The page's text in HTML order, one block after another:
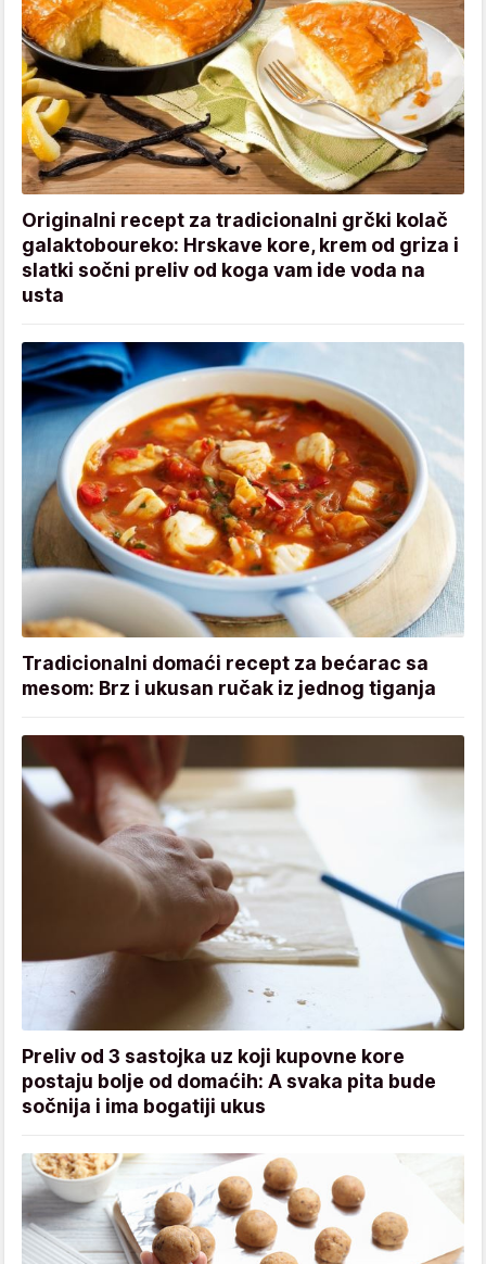
Originalni recept za tradicionalni grčki kolač
galaktoboureko: Hrskave kore, krem od griza i
slatki sočni preliv od koga vam ide voda na
usta
Tradicionalni domaći recept za bećarac sa
mesom: Brz i ukusan ručak iz jednog tiganja
Preliv od 3 sastojka uz koji kupovne kore
postaju bolje od domaćih: A svaka pita bude
sočnija i ima bogatiji ukus